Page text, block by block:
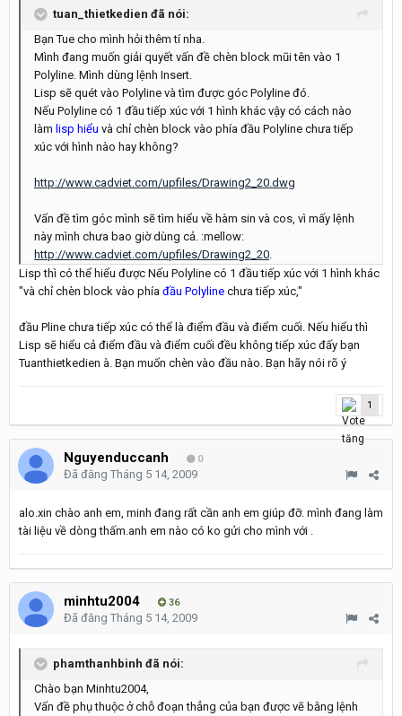
tuan_thietkedien đã nói:
Bạn Tue cho mình hỏi thêm tí nha.
Mình đang muốn giải quyết vấn đề chèn block mũi tên vào 1
Polyline. Mình dùng lệnh Insert.
Lisp sẽ quét vào Polyline và tìm được góc Polyline đó.
Nếu Polyline có 1 đầu tiếp xúc với 1 hình khác vậy có cách nào
làm lisp hiểu và chỉ chèn block vào phía đầu Polyline chưa tiếp
xúc với hình nào hay không?
http://www.cadviet.com/upfiles/Drawing2_20.dwg
Vấn đề tìm góc mình sẽ tìm hiểu về hàm sin và cos, vì mấy lệnh
này mình chưa bao giờ dùng cả. :mellow:
http://www.cadviet.com/upfiles/Drawing2_20.
Lisp thì có thể hiểu được Nếu Polyline có 1 đầu tiếp xúc với 1 hình khác
"và chỉ chèn block vào phía đầu Polyline chưa tiếp xúc,"
đầu Pline chưa tiếp xúc có thể là điểm đầu và điểm cuối. Nếu hiểu thì
Lisp sẽ hiểu cả điểm đầu và điểm cuối đều không tiếp xúc đấy bạn
Tuanthietkedien à. Bạn muốn chèn vào đầu nào. Bạn hãy nói rõ ý
1
Nguyenduccanh 0
Đã đăng Tháng 5 14, 2009
alo.xin chào anh em, minh đang rất cần anh em giúp đỡ. mình đang làm
tài liệu về dòng thấm.anh em nào có ko gửi cho mình với .
minhtu2004 36
Đã đăng Tháng 5 14, 2009
phamthanhbinh đã nói:
Chào bạn Minhtu2004,
Vấn đề phụ thuộc ở chỗ đoạn thẳng của bạn được vẽ bằng lệnh